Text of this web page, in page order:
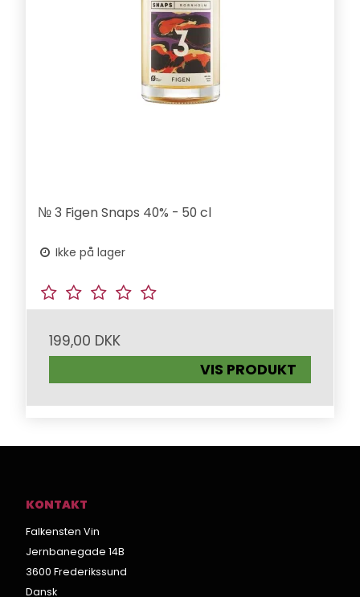
№ 3 Figen Snaps 40% - 50 cl
Ikke på lager
199,00 DKK
VIS PRODUKT
KONTAKT
Falkensten Vin
Jernbanegade 14B
3600 Frederikssund
Dansk